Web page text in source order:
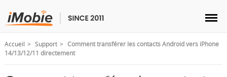
Accueil Support
Comment transférer les contacts Android vers iPhone
14/13/12/11 directement